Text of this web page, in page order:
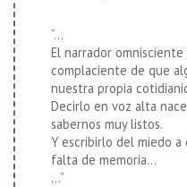
“…
El narrador
complaciente de que
nuestra propia
Decirlo en voz alta
sabernos muy listos.
Y escribirlo del miedo a
falta de memoria…
…”